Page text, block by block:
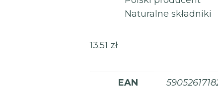
Naturalne składniki
13.51 zł
EAN